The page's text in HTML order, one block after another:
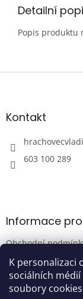
K personalizaci
sociálních
soubory
Detailní
Popis produktu
Z
aKontakt
603 100 289
Informace
Obchodní
Podmínky ochrany